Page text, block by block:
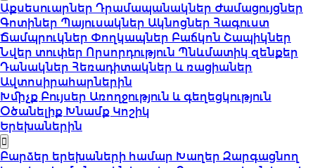
Աքսեսուարներ Դրամապանակներ Ժամացույցներ
Գոտիներ Պայուսակներ Ակնոցներ Հագուստ
Ճամպրուկներ Փողկապներ Բաճկոն Շապիկներ
Նվեր տուփեր Որսորդություն Պնևմատիկ զենքեր
Դանակներ Հեռադիտակներ և ռացիաներ
Ավտոսիրահարներին
Խմիչք Բույսեր Առողջություն և գեղեցկություն
Օծանելիք Խնամք Կոշիկ
Երեխաներին
Բարձեր երեխաների համար Խաղեր Զարգացնող